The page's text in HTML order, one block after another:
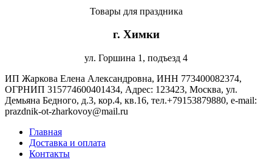
Товары для праздника
г. Химки
ул. Горшина 1, подъезд 4
ИП Жаркова Елена Александровна, ИНН 773400082374,
ОГРНИП 315774600401434, Адрес: 123423, Москва, ул.
Демьяна Бедного, д.3, кор.4, кв.16, тел.+79153879880, e-mail:
prazdnik-ot-zharkovoy@mail.ru
Главная
Доставка и оплата
Контакты